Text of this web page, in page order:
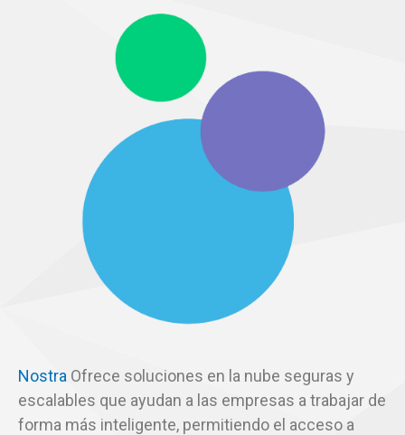
Nostra Ofrece soluciones en la nube seguras y
escalables que ayudan a las empresas a trabajar de
forma más inteligente, permitiendo el acceso a